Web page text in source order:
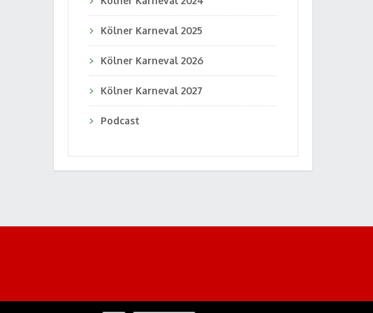
Kölner Karneval 2025
Kölner Karneval 2026
Kölner Karneval 2027
Podcast